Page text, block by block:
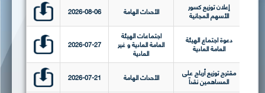
إعلان توزيع كسور
الأسهم المجانية الأحداث الهامة 2026-08-06
دعوة اجتماع الهيئة
العامة العادية
اجتماعات الهيئة
العامة العادية و غير
العادية
2026-07-27
مقترح توزيع أرباح على
المساهمين نقداً الأحداث الهامة 2026-07-21